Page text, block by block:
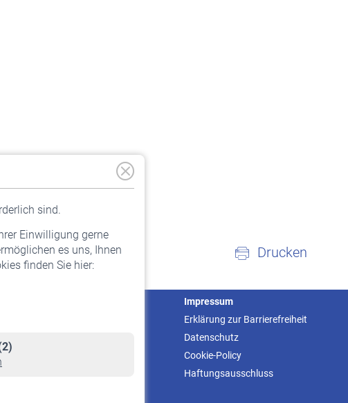
sind.
Einwilligung gerne
es uns, Ihnen
finden Sie hier:
Drucken
Impressum
Erklärung zur Barrierefreiheit
Datenschutz
Cookie-Policy
Haftungsausschluss